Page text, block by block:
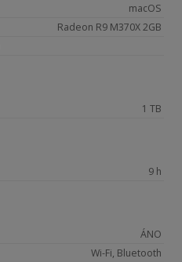
macOS
Radeon R9 M370X 2GB
1 TB
9 h
ÁNO
Wi-Fi, Bluetooth